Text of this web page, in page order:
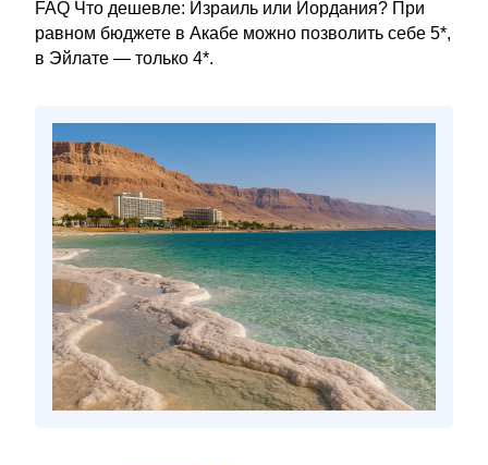
FAQ Что дешевле: Израиль или Иордания? При
равном бюджете в Акабе можно позволить себе 5*,
в Эйлате — только 4*.